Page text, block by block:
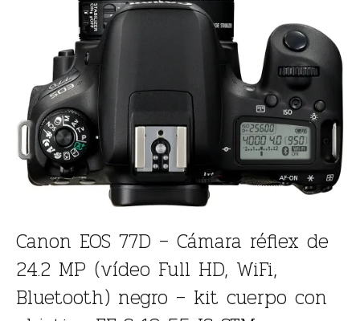
Canon EOS 77D – Cámara réflex de
24.2 MP (vídeo Full HD, WiFi,
Bluetooth) negro – kit cuerpo con